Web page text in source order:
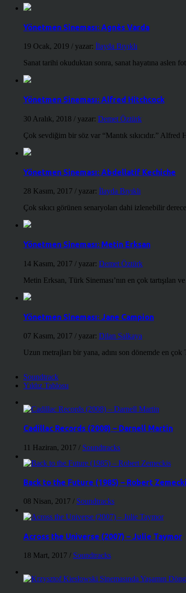
Yönetmen Sineması: Agnès Varda
19 Ocak, 2019 / yazar: İlayda Bıyıklı
Sanat tarihi okuduktan sonra, sanat hayatına aslen
Yönetmen Sineması: Alfred Hitchcock
30 Aralık, 2018 / yazar: Demet Öztürk
Çok sevdiğim bir söz var “Mantık sıkıcıdır.”
Yönetmen Sineması: Abdellatif Kechiche
28 Kasım, 2017 / yazar: İlayda Bıyıklı
Çok sıkıcı görünen senaryoları dahi izlenebilir
Yönetmen Sineması: Metin Erksan
14 Kasım, 2017 / yazar: Demet Öztürk
Metin Erksan, Türk Sineması’nın en çok tartışılan
Yönetmen Sineması: Jane Campion
07 Kasım, 2017 / yazar: Dilan Salkaya
Uzun metrajları bir yana, adını son dönemde en
Soundtrack
Yıldız Tablosu
Cadillac Records (2008) – Darnell Martin
11 Haziran, 2017 / Soundtracks
Back to the Future (1985) – Robert
08 Nisan, 2017 / Soundtracks
Across the Universe (2007) – Julie Taymor
18 Mart, 2017 / Soundtracks